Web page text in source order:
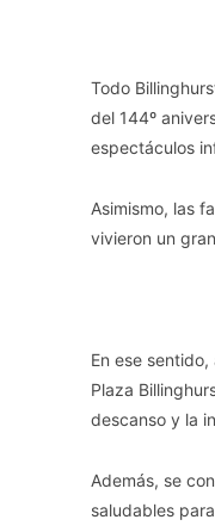
Todo
del 144º
espectáculos
Asimismo, las
vivieron un
En ese
Plaza
descanso y la
Además, se
saludables